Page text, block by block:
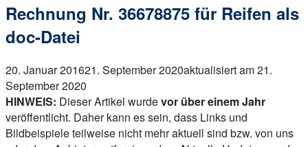
Rechnung Nr. 36678875 für Reifen als
doc-Datei
20. Januar 201621. September 2020aktualisiert am 21.
September 2020
HINWEIS: Dieser Artikel wurdevor über einem Jahr
veröffentlicht. Daher kann es sein, dass Links und
Bildbeispiele teilweise nicht mehr aktuell sind bzw. von uns